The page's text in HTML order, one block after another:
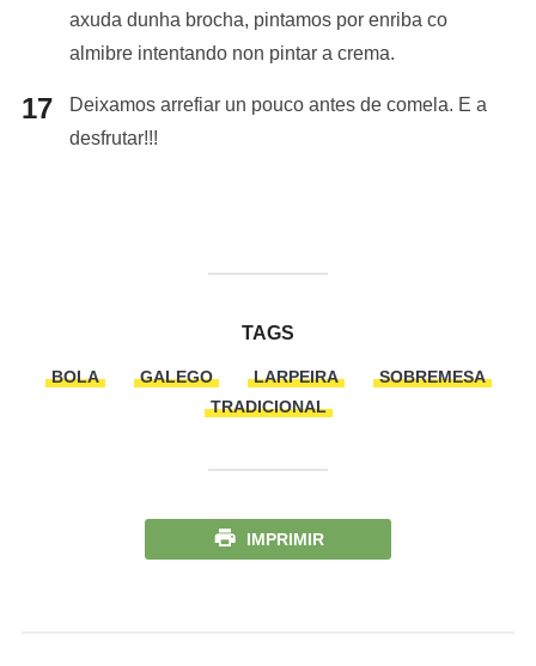
axuda dunha brocha, pintamos por enriba co
almibre intentando non pintar a crema.
Deixamos arrefiar un pouco antes de comela. E a
desfrutar!!!
TAGS
BOLA GALEGO LARPEIRA
SOBREMESA
TRADICIONAL
IMPRIMIR